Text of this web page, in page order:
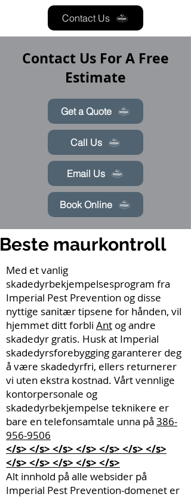
Contact Us
Contact Us For A Free
Estimate
Get a Quote
Call Us
Email Us
Book Online
Beste maurkontroll
Med et vanlig
skadedyrbekjempelsesprogram fra
Imperial Pest Prevention og disse
nyttige sanitær tipsene for hånden, vil
hjemmet ditt forbli Ant og andre
skadedyr gratis. Husk at Imperial
skadedyrsforebygging garanterer deg
å være skadedyrfri, ellers returnerer
vi uten ekstra kostnad. Vårt vennlige
kontorpersonale og
skadedyrbekjempelse teknikere er
bare en telefonsamtale unna på 386-
956-9506
</s> </s> </s> </s> </s> </s> </s>
</s> </s> </s> </s> </s>
Alt innhold på alle websider på
Imperial Pest Prevention-domenet er